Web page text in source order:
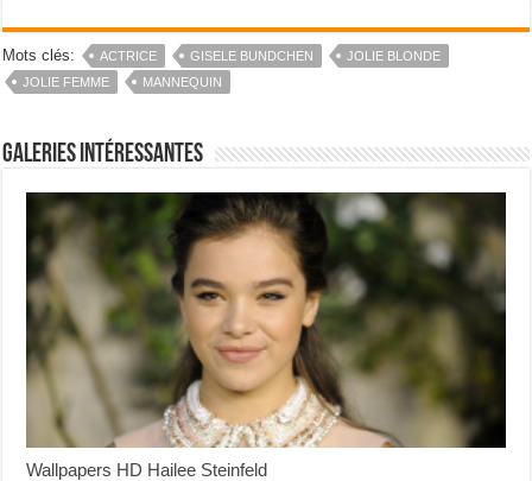
Mots clés: ACTRICE GISELE BUNDCHEN
JOLIE BLONDE
JOLIE FEMME
MANNEQUIN
Galeries intéressantes
Wallpapers HD Hailee Steinfeld